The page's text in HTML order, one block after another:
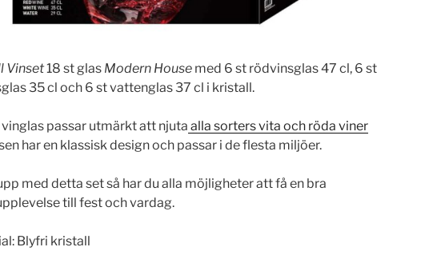
Vinset18 st glas Modern House med 6 st rödvinsglas 47 cl, 6 st
35 cl och 6 st vattenglas 37 cl i kristall.
vinglas passar utmärkt att njuta alla sorters vita och röda viner
har en klassisk design och passar i de flesta miljöer.
med detta set så har du alla möjligheter att få en bra
till fest och vardag.
Blyfri kristall